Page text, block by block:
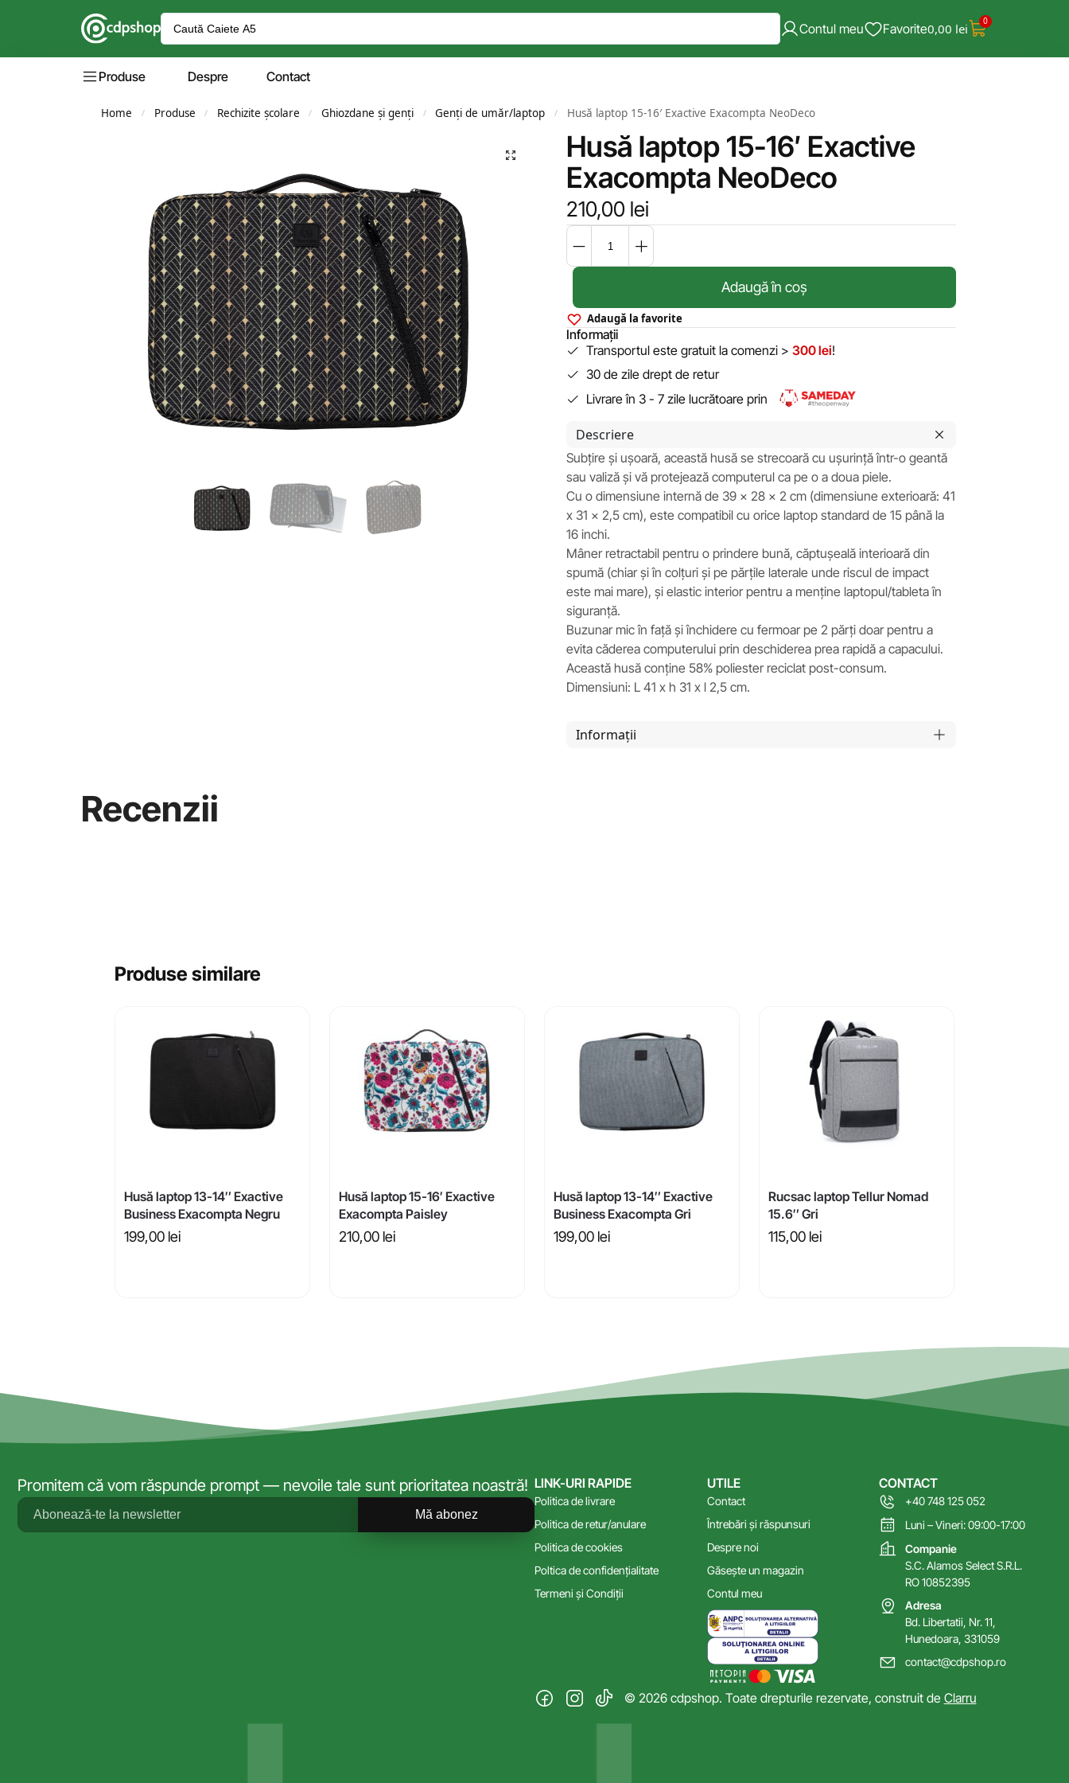
Contul meu Favorite0,00 lei 0
Produse Despre Contact
Home / Produse / Rechizite școlare / Ghiozdane și genți / Genți de umăr/laptop / Husă laptop 15-16′ Exactive Exacompta NeoDeco
Husă laptop 15-16′ Exactive
Exacompta NeoDeco
210,00 lei
Adaugă în coș
Adaugă la favorite
Informații
Transportul este gratuit la comenzi > 300 lei!
30 de zile drept de retur
Livrare în 3 - 7 zile lucrătoare prin
Descriere
Subțire și ușoară, această husă se strecoară cu ușurință într-o geantă
sau valiză și vă protejează computerul ca pe o a doua piele.
Cu o dimensiune internă de 39 x 28 x 2 cm (dimensiune exterioară: 41
x 31 x 2,5 cm), este compatibil cu orice laptop standard de 15 până la
16 inchi.
Mâner retractabil pentru o prindere bună, căptușeală interioară din
spumă (chiar și în colțuri și pe părțile laterale unde riscul de impact
este mai mare), și elastic interior pentru a menține laptopul/tableta în
siguranță.
Buzunar mic în față și închidere cu fermoar pe 2 părți doar pentru a
evita căderea computerului prin deschiderea prea rapidă a capacului.
Această husă conține 58% poliester reciclat post-consum.
Dimensiuni: L 41 x h 31 x l 2,5 cm.
Informații
Recenzii
Produse similare
Husă laptop 13-14″ Exactive
Business Exacompta Negru
199,00 lei
Husă laptop 15-16′ Exactive
Exacompta Paisley
210,00 lei
Husă laptop 13-14″ Exactive
Business Exacompta Gri
199,00 lei
Rucsac laptop Tellur Nomad
15.6″ Gri
115,00 lei
Promitem că vom răspunde prompt — nevoile tale sunt prioritatea noastră!
Mă abonez
LINK-URI RAPIDE
Politica de livrare
Politica de retur/anulare
Politica de cookies
Poltica de confidențialitate
Termeni și Condiții
UTILE
Contact
Întrebări și răspunsuri
Despre noi
Găsește un magazin
Contul meu
CONTACT
+40 748 125 052
Luni – Vineri: 09:00-17:00
Companie
S.C. Alamos Select S.R.L.
RO 10852395
Adresa
Bd. Libertatii, Nr. 11,
Hunedoara, 331059
contact@cdpshop.ro
© 2026 cdpshop. Toate drepturile rezervate, construit de Clarru